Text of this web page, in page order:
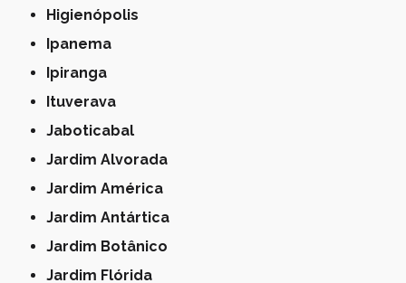
Higienópolis
Ipanema
Ipiranga
Ituverava
Jaboticabal
Jardim Alvorada
Jardim América
Jardim Antártica
Jardim Botânico
Jardim Flórida